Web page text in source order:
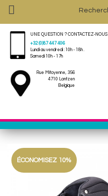

UNE QUESTION ? CONTACTEZ-NOUS
+32 (0)87 447 406
Lundi au vendredi : 10h - 18h .
Samedi 10h - 17h
Rue Mitoyenne, 356
4710 Lontzen
Belgique
ÉCONOMISEZ 10%